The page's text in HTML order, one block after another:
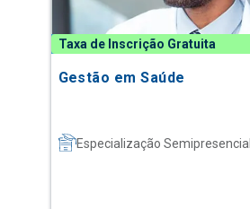
Taxa de Inscrição Gratuita
Gestão em Saúde
Especialização Semipresencial